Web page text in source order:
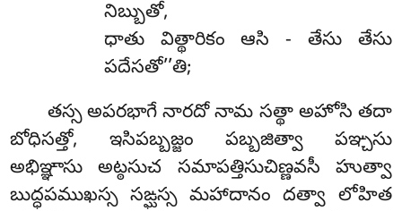
నిబ్బుతో,
ధాతు విత్థారికం ఆసి - తేసు తేసు
పదేసతో’’తి;
తస్స అపరభాగే నారదో నామ సత్థా అహోసి తదా
బోధిసత్తో, ఇసిపబ్బజ్జం పబ్బజిత్వా పఞ్చసు
అభిఞ్ఞాసు అట్ఠసుచ సమాపత్తిసుచిణ్ణవసీ హుత్వా
బుద్ధపముఖస్స సఙ్ఘస్స మహాదానం దత్వా లోహిత